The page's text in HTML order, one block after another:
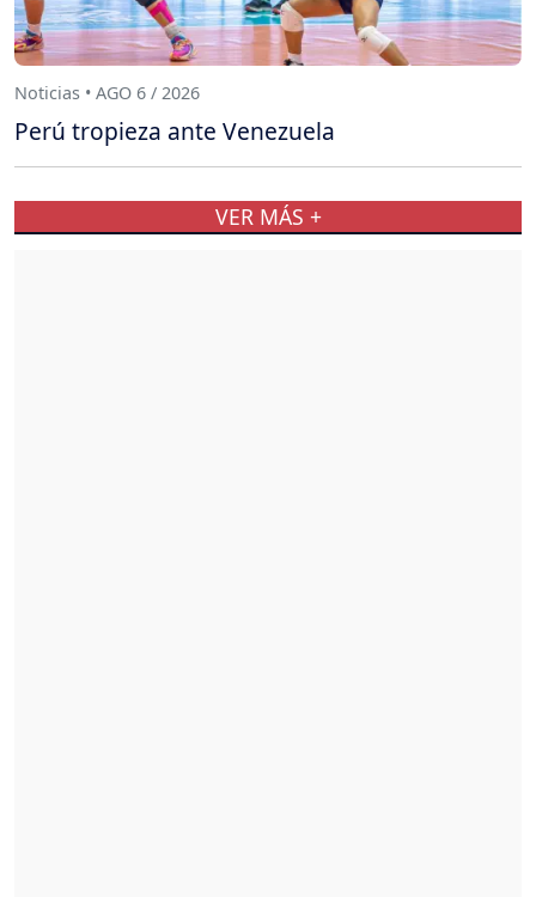
Noticias • AGO 6 / 2026
Perú tropieza ante Venezuela
VER MÁS +